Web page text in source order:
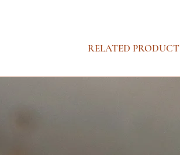
RELATED PRODUCT